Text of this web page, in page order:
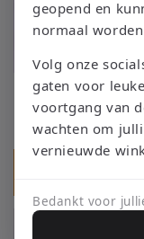
Parodius - SNES
Normale
prijs
€49,95 EUR
geopend en
normaal
Volg onze
gaten voor
voortgang van
wachten om
vernieuwde
Bedankt voor